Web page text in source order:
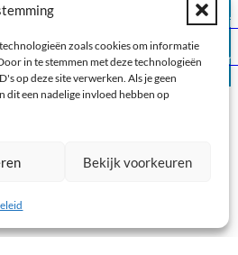
zoals cookies om informatie
in te stemmen met deze technologieën
op deze site verwerken. Als je geen
dit een nadelige invloed hebben op
Bekijk voorkeuren
Een